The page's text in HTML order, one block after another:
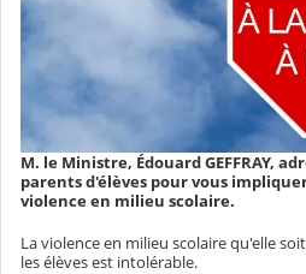
M. le Ministre, Édouard GEFFRAY,
parents d'élèves pour vous
violence en milieu scolaire.
La violence en milieu scolaire qu'elle
les élèves est intolérable.